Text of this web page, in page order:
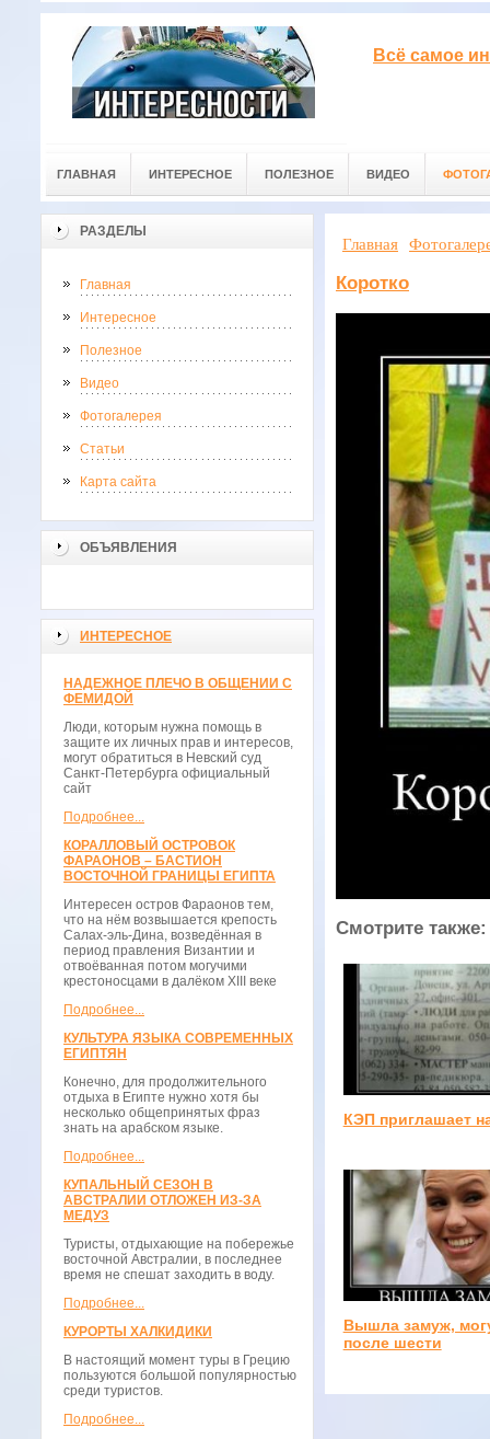
Всё самое
ГЛАВНАЯ ИНТЕРЕСНОЕ ПОЛЕЗНОЕ ВИДЕО
РАЗДЕЛЫ
Главная
Интересное
Полезное
Видео
Фотогалерея
Статьи
Карта сайта
ОБЪЯВЛЕНИЯ
ИНТЕРЕСНОЕ
НАДЕЖНОЕ ПЛЕЧО В ОБЩЕНИИ С
ФЕМИДОЙ
Люди, которым нужна помощь в
защите их личных прав и интересов,
могут обратиться в Невский суд
Санкт-Петербурга официальный
сайт
Подробнее...
КОРАЛЛОВЫЙ ОСТРОВОК
ФАРАОНОВ – БАСТИОН
ВОСТОЧНОЙ ГРАНИЦЫ ЕГИПТА
Интересен остров Фараонов тем,
что на нём возвышается крепость
Салах-эль-Дина, возведённая в
период правления Византии и
отвоёванная потом могучими
крестоносцами в далёком XIII веке
Подробнее...
КУЛЬТУРА ЯЗЫКА СОВРЕМЕННЫХ
ЕГИПТЯН
Конечно, для продолжительного
отдыха в Египте нужно хотя бы
несколько общепринятых фраз
знать на арабском языке.
Подробнее...
КУПАЛЬНЫЙ СЕЗОН В
АВСТРАЛИИ ОТЛОЖЕН ИЗ-ЗА
МЕДУЗ
Туристы, отдыхающие на побережье
восточной Австралии, в последнее
время не спешат заходить в воду.
Подробнее...
КУРОРТЫ ХАЛКИДИКИ
В настоящий момент туры в Грецию
пользуются большой популярностью
среди туристов.
Подробнее...
Главная
Коротко
Смотрите также:
КЭП приглашает
Вышла замуж,
после шести